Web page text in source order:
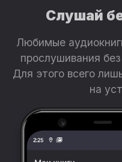
Слушай
Любимые
прослушивания
Для этого всего
на